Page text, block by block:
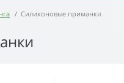
Силиконовые приманки